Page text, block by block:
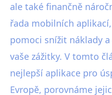
ale také finančně
řada mobilních
pomoci snížit náklady
vaše zážitky. V tomto
nejlepší aplikace pro
Evropě, porovnáme